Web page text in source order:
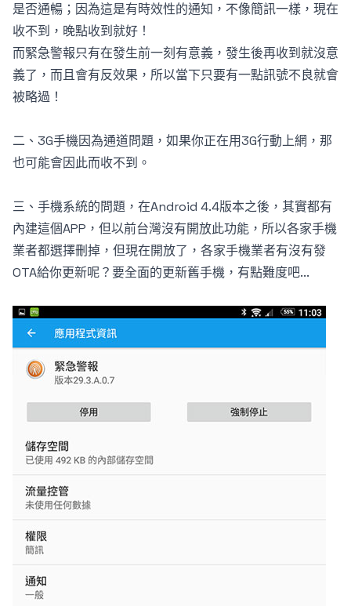
是否通暢；因為這是有時效性的通知，不像簡訊一樣，現在
收不到，晚點收到就好！
而緊急警報只有在發生前一刻有意義，發生後再收到就沒意
義了，而且會有反效果，所以當下只要有一點訊號不良就會
被略過！
二、3G手機因為通道問題，如果你正在用3G行動上網，那
也可能會因此而收不到。
三、手機系統的問題，在Android 4.4版本之後，其實都有
內建這個APP，但以前台灣沒有開放此功能，所以各家手機
業者都選擇刪掉，但現在開放了，各家手機業者有沒有發
OTA給你更新呢？要全面的更新舊手機，有點難度吧...